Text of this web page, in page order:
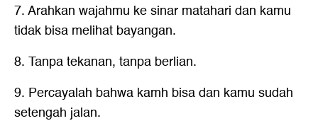
7. Arahkan wajahmu ke sinar matahari dan kamu
tidak bisa melihat bayangan.
8. Tanpa tekanan, tanpa berlian.
9. Percayalah bahwa kamh bisa dan kamu sudah
setengah jalan.